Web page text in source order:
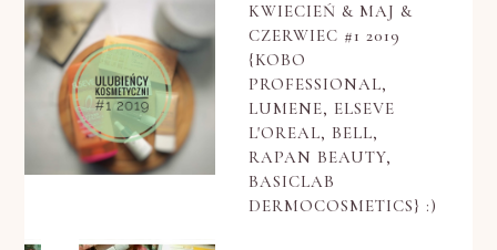
KWIECIEŃ & MAJ &
CZERWIEC #1 2019
{KOBO
PROFESSIONAL,
LUMENE, ELSEVE
L'OREAL, BELL,
RAPAN BEAUTY,
BASICLAB
DERMOCOSMETICS} :)